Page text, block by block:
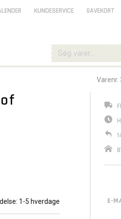
Varenr.
1-5 hverdage
KUNDESERVICE GAVEKORT